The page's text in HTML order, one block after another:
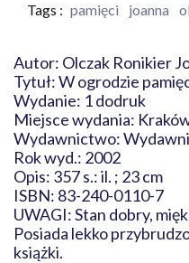
Tags : pamięci joanna
Autor: Olczak Ronikier
Tytuł: W ogrodzie
Wydanie: 1 dodruk
Miejsce wydania:
Wydawnictwo:
Rok wyd.: 2002
Opis: 357 s.: il. ; 23 cm
ISBN: 83-240-0110-7
UWAGI: Stan dobry,
Posiada lekko
książki.